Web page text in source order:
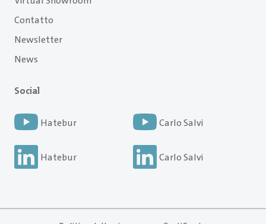
Contatto
Newsletter
News
Social
Hatebur Carlo Salvi
Hatebur Carlo Salvi